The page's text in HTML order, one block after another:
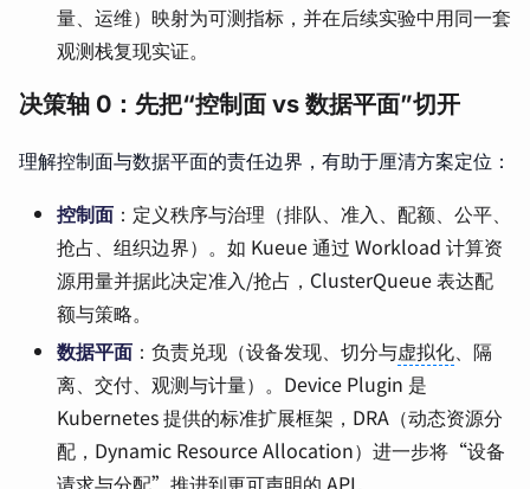
量、运维）映射为可测指标，并在后续实验中用同一套
观测栈复现实证。
决策轴 0：先把“控制面 vs 数据平面”切开
理解控制面与数据平面的责任边界，有助于厘清方案定位：
控制面 ：定义秩序与治理（排队、准入、配额、公平、
抢占、组织边界）。如 Kueue 通过 Workload 计算资
源用量并据此决定准入/抢占，ClusterQueue 表达配
额与策略。
数据平面 ：负责兑现（设备发现、切分与虚拟化 、隔
离、交付、观测与计量）。Device Plugin 是
Kubernetes 提供的标准扩展框架，DRA（动态资源分
配，Dynamic Resource Allocation）进一步将“设备
请求与分配”推进到更可声明的 API。